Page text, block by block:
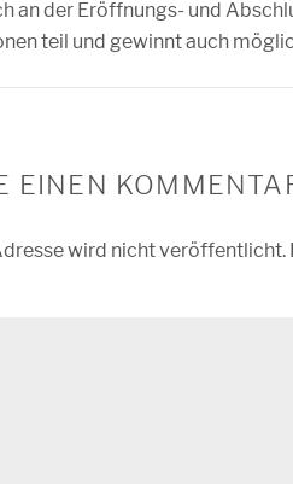
an der Eröffnungs- und
teil und gewinnt auch
EINEN
wird nicht veröffentlicht.